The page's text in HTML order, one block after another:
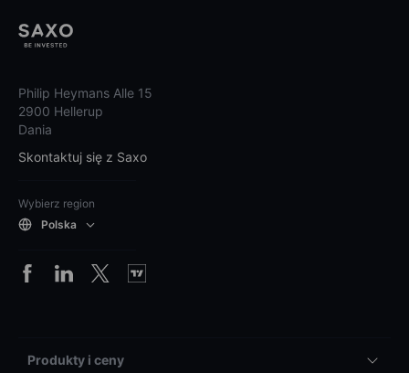
Philip Heymans Alle 15
2900 Hellerup
Dania
Skontaktuj się z Saxo
Wybierz region
Polska
Produkty i ceny